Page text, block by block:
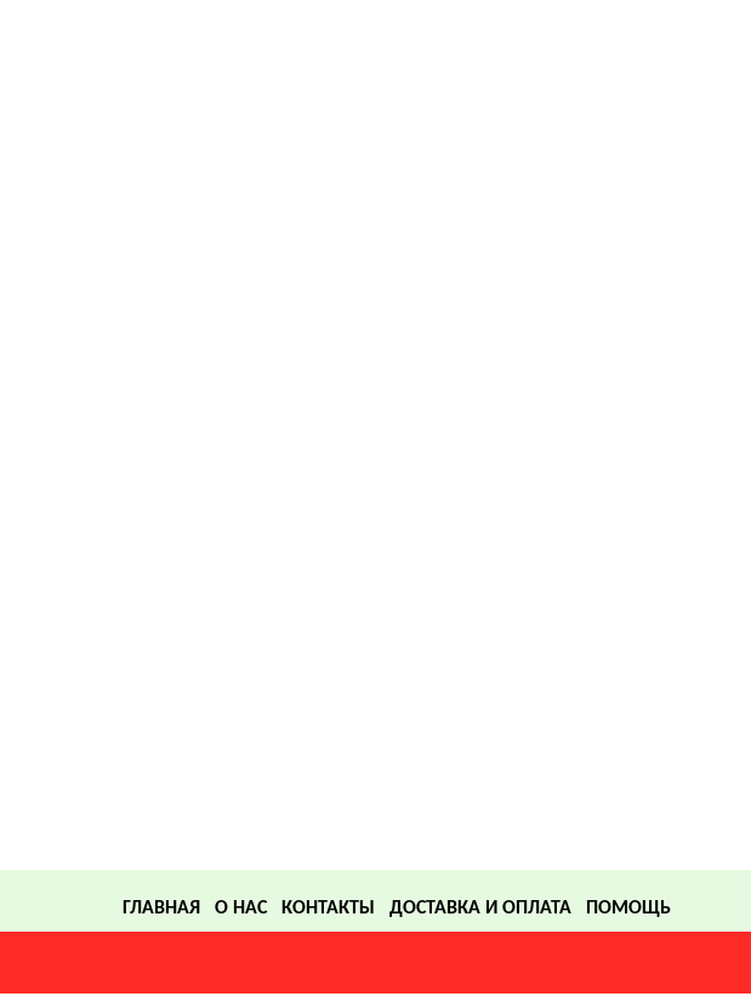
ГЛАВНАЯ О НАС КОНТАКТЫ ДОСТАВКА И ОПЛАТА ПОМОЩЬ